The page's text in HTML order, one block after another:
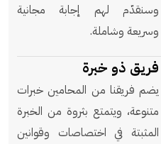
وسنقدّم لهم إجابة مجانية
وسريعة وشاملة.
فريق ذو خبرة
يضم فريقنا من المحامين خبرات
متنوعة، ويتمتع بثروة من الخبرة
المثبتة في اختصاصات وقوانين